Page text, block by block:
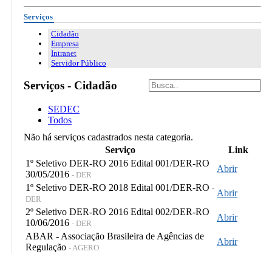
Serviços
Cidadão
Empresa
Intranet
Servidor Público
Serviços - Cidadão
SEDEC
Todos
Não há serviços cadastrados nesta categoria.
Serviço
Link
1º Seletivo DER-RO 2016 Edital 001/DER-RO
30/05/2016 - DER
Abrir
1º Seletivo DER-RO 2018 Edital 001/DER-RO -
DER
Abrir
2º Seletivo DER-RO 2016 Edital 002/DER-RO
10/06/2016 - DER
Abrir
ABAR - Associação Brasileira de Agências de
Regulação - AGERO
Abrir